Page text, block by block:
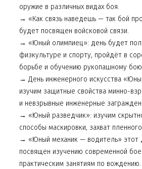
оружие в различных видах боя.
→ «Как связь наведешь — так бой
будет посвящен войсковой связи.
→ «Юный олимпиец»: день будет
физкультуре и спорту, пройдёт в
борьбе и обучению рукопашному
→ День инженерного искусства
изучим защитные свойства минно-
и невзрывные инженерные
→ «Юный разведчик»: изучим
способы маскировки, захват
→ «Юный механик — водитель» этот
посвящен изучению современной
практическим занятиям по вождению.